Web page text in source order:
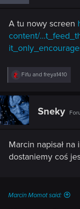
A tu nowy screen
content/
R
e
c
t
i
o
:
Fifu and freya1410
Sneky
Marcin napisał
dostaniemy coś
Marcin Momot said: